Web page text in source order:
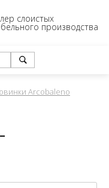
слоистых
производства
Arcobaleno